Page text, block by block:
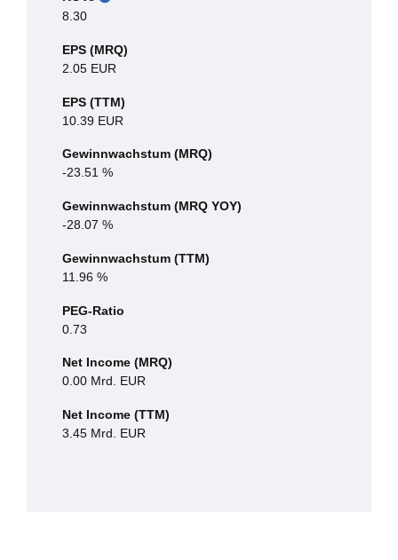
8.30
EPS (MRQ)
2.05 EUR
EPS (TTM)
10.39 EUR
Gewinnwachstum (MRQ)
-23.51 %
Gewinnwachstum (MRQ YOY)
-28.07 %
Gewinnwachstum (TTM)
11.96 %
PEG-Ratio
0.73
Net Income (MRQ)
0.00 Mrd. EUR
Net Income (TTM)
3.45 Mrd. EUR